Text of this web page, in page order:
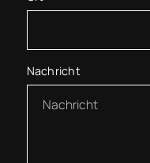
Nachricht